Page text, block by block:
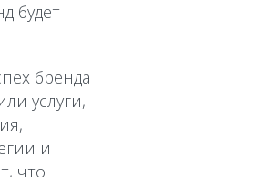
будет
бренда
услуги,
и
что